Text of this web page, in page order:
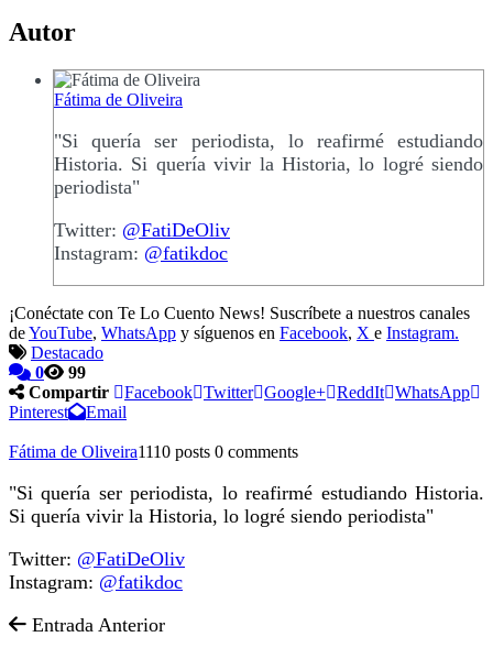
Autor
Fátima de Oliveira
"Si quería ser periodista, lo reafirmé estudiando
Historia. Si quería vivir la Historia, lo logré siendo
periodista"
Twitter: @FatiDeOliv
Instagram: @fatikdoc
¡Conéctate con Te Lo Cuento News! Suscríbete a nuestros canales
deYouTube, WhatsApp y síguenos en Facebook, X e Instagram.
Destacado
0
99
Compartir
Facebook Twitter Google+ ReddIt WhatsApp
Pinterest
Email
Fátima de Oliveira1110 posts 0 comments
"Si quería ser periodista, lo reafirmé estudiando Historia.
Si quería vivir la Historia, lo logré siendo periodista"
Twitter: @FatiDeOliv
Instagram: @fatikdoc
Entrada Anterior